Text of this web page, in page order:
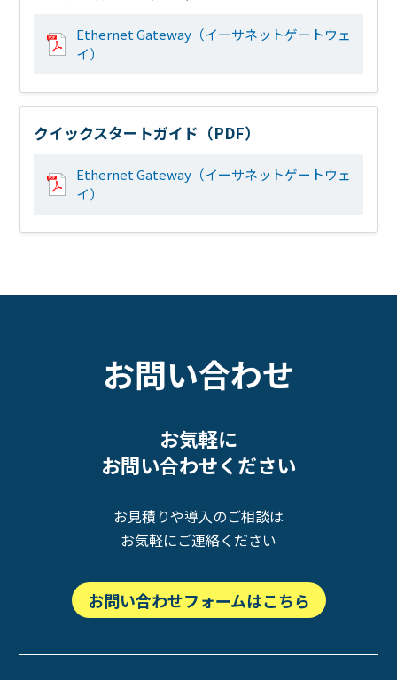
Ethernet Gateway（イーサネットゲートウェ
イ）
クイックスタートガイド（PDF）
Ethernet Gateway（イーサネットゲートウェ
イ）
お問い合わせ
お気軽に
お問い合わせください
お見積りや導入のご相談は
お気軽にご連絡ください
お問い合わせフォームはこちら